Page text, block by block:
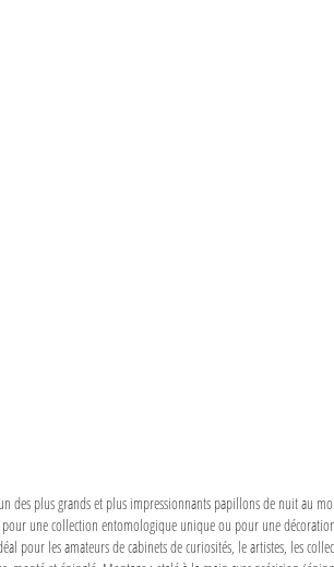
des plus grands et plus impressionnants papillons de nuit au
une collection entomologique unique ou pour une
pour les amateurs de cabinets de curiosités, le artistes, les